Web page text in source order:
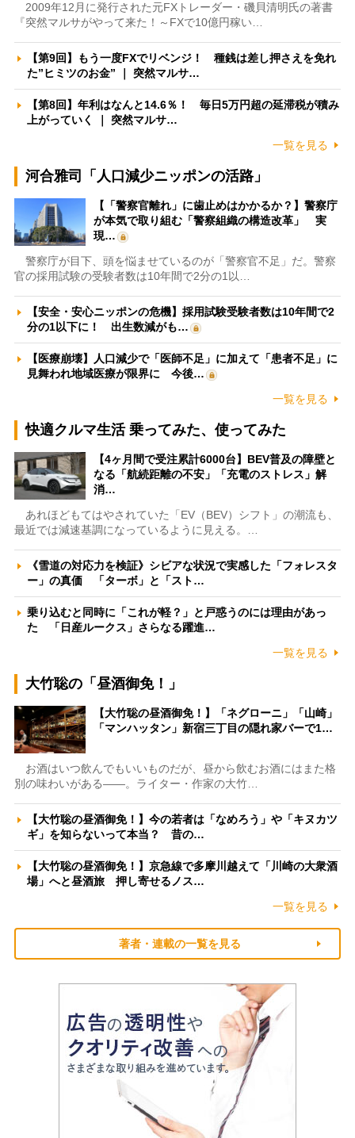
2009年12月に発行された元FXトレーダー・磯貝清明氏の著書
『突然マルサがやって来た！～FXで10億円稼い…
【第9回】もう一度FXでリベンジ！ 種銭は差し押さえを免れ
た”ヒミツのお金” ｜ 突然マルサ…
【第8回】年利はなんと14.6％！ 毎日5万円超の延滞税が積み
上がっていく ｜ 突然マルサ…
一覧を見る
河合雅司「人口減少ニッポンの活路」
【「警察官離れ」に歯止めはかかるか？】警察庁
が本気で取り組む「警察組織の構造改革」 実
現…
警察庁が目下、頭を悩ませているのが「警察官不足」だ。警察
官の採用試験の受験者数は10年間で2分の1以…
【安全・安心ニッポンの危機】採用試験受験者数は10年間で2
分の1以下に！ 出生数減がも…
【医療崩壊】人口減少で「医師不足」に加えて「患者不足」に
見舞われ地域医療が限界に 今後…
一覧を見る
快適クルマ生活 乗ってみた、使ってみた
【4ヶ月間で受注累計6000台】BEV普及の障壁と
なる「航続距離の不安」「充電のストレス」解
消…
あれほどもてはやされていた「EV（BEV）シフト」の潮流も、
最近では減速基調になっているように見える。…
《雪道の対応力を検証》シビアな状況で実感した「フォレスタ
ー」の真価 「ターボ」と「スト…
乗り込むと同時に「これが軽？」と戸惑うのには理由があっ
た 「日産ルークス」さらなる躍進…
一覧を見る
大竹聡の「昼酒御免！」
【大竹聡の昼酒御免！】「ネグローニ」「山崎」
「マンハッタン」新宿三丁目の隠れ家バーで1…
お酒はいつ飲んでもいいものだが、昼から飲むお酒にはまた格
別の味わいがある――。ライター・作家の大竹…
【大竹聡の昼酒御免！】今の若者は「なめろう」や「キヌカツ
ギ」を知らないって本当？ 昔の…
【大竹聡の昼酒御免！】京急線で多摩川越えて「川崎の大衆酒
場」へと昼酒旅 押し寄せるノス…
一覧を見る
著者・連載の一覧を見る